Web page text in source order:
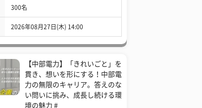
300名
2026年08月27日(木) 14:00
【中部電力】「きれいごと」を
貫き、想いを形にする！中部電
力の無限のキャリア。答えのな
い問いに挑み、成長し続ける環
境の魅力 #